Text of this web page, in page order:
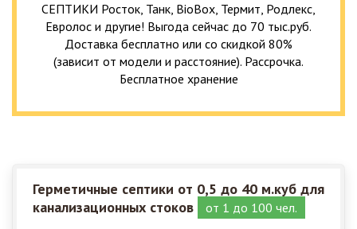
СЕПТИКИ Росток, Танк, BioBox, Термит, Родлекс,
Евролос и другие! Выгода сейчас до 70 тыс.руб.
Доставка бесплатно или со скидкой 80%
(зависит от модели и расстояние). Рассрочка.
Бесплатное хранение
Герметичные септики от 0,5 до 40 м.куб для
канализационных стоков
от 1 до 100 чел.